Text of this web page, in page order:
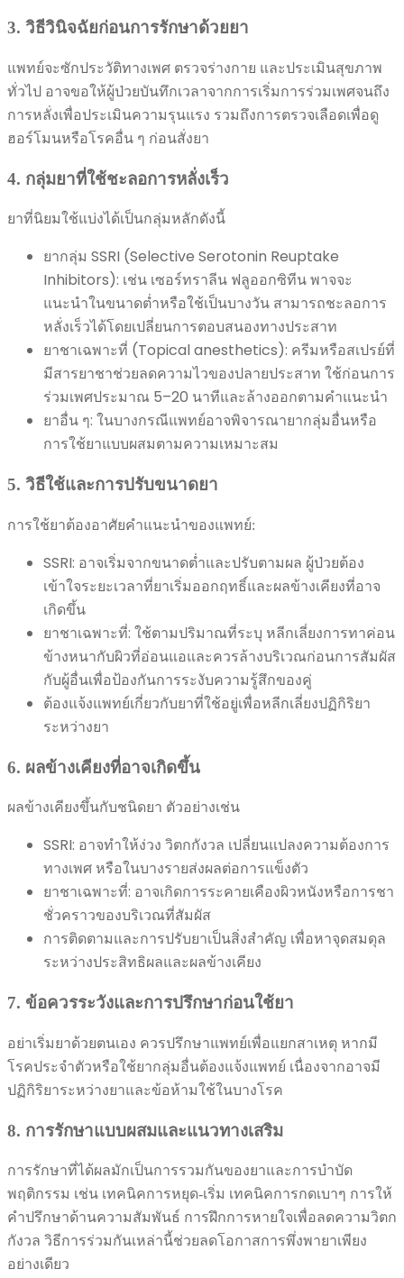
3. วิธีวินิจฉัยก่อนการรักษาด้วยยา
แพทย์จะซักประวัติทางเพศ ตรวจร่างกาย และประเมินสุขภาพ
ทั่วไป อาจขอให้ผู้ป่วยบันทึกเวลาจากการเริ่มการร่วมเพศจนถึง
การหลั่งเพื่อประเมินความรุนแรง รวมถึงการตรวจเลือดเพื่อดู
ฮอร์โมนหรือโรคอื่น ๆ ก่อนสั่งยา
4. กลุ่มยาที่ใช้ชะลอการหลั่งเร็ว
ยาที่นิยมใช้แบ่งได้เป็นกลุ่มหลักดังนี้
ยากลุ่ม SSRI (Selective Serotonin Reuptake
Inhibitors): เช่น เซอร์ทราลีน ฟลูออกซิทีน พาจจะ
แนะนำในขนาดต่ำหรือใช้เป็นบางวัน สามารถชะลอการ
หลั่งเร็วได้โดยเปลี่ยนการตอบสนองทางประสาท
ยาชาเฉพาะที่ (Topical anesthetics): ครีมหรือสเปรย์ที่
มีสารยาชาช่วยลดความไวของปลายประสาท ใช้ก่อนการ
ร่วมเพศประมาณ 5–20 นาทีและล้างออกตามคำแนะนำ
ยาอื่น ๆ: ในบางกรณีแพทย์อาจพิจารณายากลุ่มอื่นหรือ
การใช้ยาแบบผสมตามความเหมาะสม
5. วิธีใช้และการปรับขนาดยา
การใช้ยาต้องอาศัยคำแนะนำของแพทย์:
SSRI: อาจเริ่มจากขนาดต่ำและปรับตามผล ผู้ป่วยต้อง
เข้าใจระยะเวลาที่ยาเริ่มออกฤทธิ์และผลข้างเคียงที่อาจ
เกิดขึ้น
ยาชาเฉพาะที่: ใช้ตามปริมาณที่ระบุ หลีกเลี่ยงการทาค่อน
ข้างหนากับผิวที่อ่อนแอและควรล้างบริเวณก่อนการสัมผัส
กับผู้อื่นเพื่อป้องกันการระงับความรู้สึกของคู่
ต้องแจ้งแพทย์เกี่ยวกับยาที่ใช้อยู่เพื่อหลีกเลี่ยงปฏิกิริยา
ระหว่างยา
6. ผลข้างเคียงที่อาจเกิดขึ้น
ผลข้างเคียงขึ้นกับชนิดยา ตัวอย่างเช่น
SSRI: อาจทำให้ง่วง วิตกกังวล เปลี่ยนแปลงความต้องการ
ทางเพศ หรือในบางรายส่งผลต่อการแข็งตัว
ยาชาเฉพาะที่: อาจเกิดการระคายเคืองผิวหนังหรือการชา
ชั่วคราวของบริเวณที่สัมผัส
การติดตามและการปรับยาเป็นสิ่งสำคัญ เพื่อหาจุดสมดุล
ระหว่างประสิทธิผลและผลข้างเคียง
7. ข้อควรระวังและการปรึกษาก่อนใช้ยา
อย่าเริ่มยาด้วยตนเอง ควรปรึกษาแพทย์เพื่อแยกสาเหตุ หากมี
โรคประจำตัวหรือใช้ยากลุ่มอื่นต้องแจ้งแพทย์ เนื่องจากอาจมี
ปฏิกิริยาระหว่างยาและข้อห้ามใช้ในบางโรค
8. การรักษาแบบผสมและแนวทางเสริม
การรักษาที่ได้ผลมักเป็นการรวมกันของยาและการบำบัด
พฤติกรรม เช่น เทคนิคการหยุด-เริ่ม เทคนิคการกดเบาๆ การให้
คำปรึกษาด้านความสัมพันธ์ การฝึกการหายใจเพื่อลดความวิตก
กังวล วิธีการร่วมกันเหล่านี้ช่วยลดโอกาสการพึ่งพายาเพียง
อย่างเดียว